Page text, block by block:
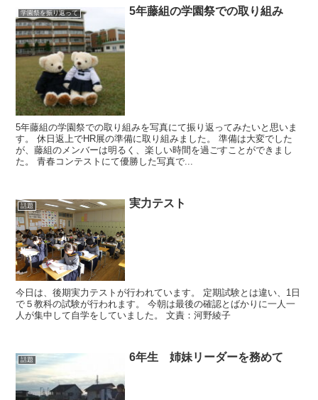
学園祭を振り返って 5年藤組の学園祭での取り組み
5年藤組の学園祭での取り組みを写真にて振り返ってみたいと思いま
す。 休日返上でHR展の準備に取り組みました。 準備は大変でした
が、藤組のメンバーは明るく、楽しい時間を過ごすことができまし
た。 青春コンテストにて優勝した写真で...
話題 実力テスト
今日は、後期実力テストが行われています。 定期試験とは違い、1日
で５教科の試験が行われます。 今朝は最後の確認とばかりに一人一
人が集中して自学をしていました。 文責：河野綾子
話題 6年生 姉妹リーダーを務めて